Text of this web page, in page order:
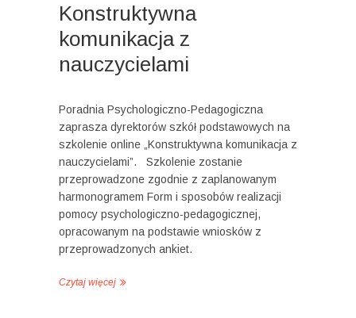
Konstruktywna
komunikacja z
nauczycielami
Poradnia Psychologiczno-Pedagogiczna
zaprasza dyrektorów szkół podstawowych na
szkolenie online „Konstruktywna komunikacja z
nauczycielami”. Szkolenie zostanie
przeprowadzone zgodnie z zaplanowanym
harmonogramem Form i sposobów realizacji
pomocy psychologiczno-pedagogicznej,
opracowanym na podstawie wniosków z
przeprowadzonych ankiet.
Czytaj więcej